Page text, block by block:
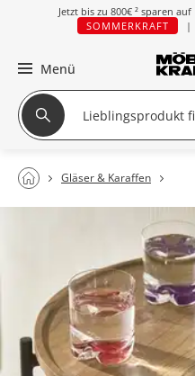
Jetzt bis zu 800€ ² sparen auf
SOMMERKRAFT
|
Menü
Gläser & Karaffen